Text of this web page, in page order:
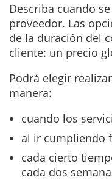
Describa cuando
proveedor. Las
de la duración del
cliente: un precio
Podrá elegir
manera:
cuando los
al ir cumpliendo
cada cierto
cada dos